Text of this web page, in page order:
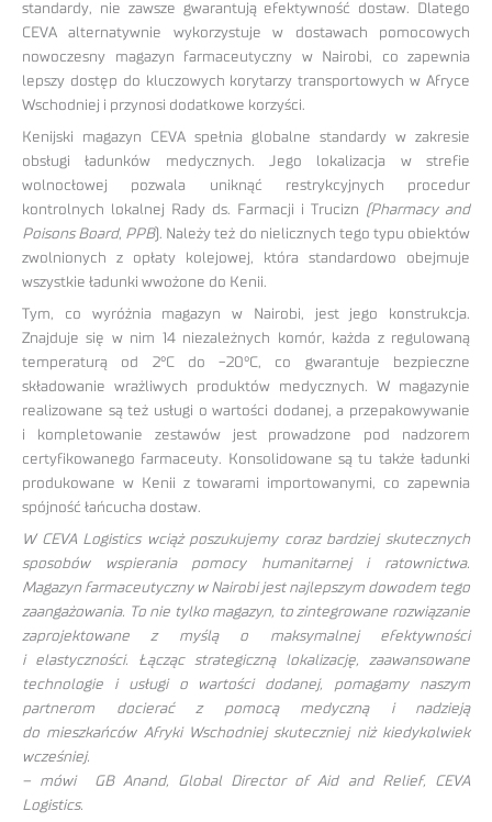
standardy, nie zawsze gwarantują efektywność dostaw. Dlatego
CEVA alternatywnie wykorzystuje w dostawach pomocowych
nowoczesny magazyn farmaceutyczny w Nairobi, co zapewnia
lepszy dostęp do kluczowych korytarzy transportowych w Afryce
Wschodniej i przynosi dodatkowe korzyści.
Kenijski magazyn CEVA spełnia globalne standardy w zakresie
obsługi ładunków medycznych. Jego lokalizacja w strefie
wolnocłowej pozwala uniknąć restrykcyjnych procedur
kontrolnych lokalnej Rady ds. Farmacji i Trucizn (Pharmacy and
Poisons Board, PPB). Należy też do nielicznych tego typu obiektów
zwolnionych z opłaty kolejowej, która standardowo obejmuje
wszystkie ładunki wwożone do Kenii.
Tym, co wyróżnia magazyn w Nairobi, jest jego konstrukcja.
Znajduje się w nim 14 niezależnych komór, każda z regulowaną
temperaturą od 2°C do -20°C, co gwarantuje bezpieczne
składowanie wrażliwych produktów medycznych. W magazynie
realizowane są też usługi o wartości dodanej, a przepakowywanie
i kompletowanie zestawów jest prowadzone pod nadzorem
certyfikowanego farmaceuty. Konsolidowane są tu także ładunki
produkowane w Kenii z towarami importowanymi, co zapewnia
spójność łańcucha dostaw.
W CEVA Logistics wciąż poszukujemy coraz bardziej skutecznych
sposobów wspierania pomocy humanitarnej i ratownictwa.
Magazyn farmaceutyczny w Nairobi jest najlepszym dowodem tego
zaangażowania. To nie tylko magazyn, to zintegrowane rozwiązanie
zaprojektowane z myślą o maksymalnej efektywności
i elastyczności. Łącząc strategiczną lokalizację, zaawansowane
technologie i usługi o wartości dodanej, pomagamy naszym
partnerom docierać z pomocą medyczną i nadzieją
do mieszkańców Afryki Wschodniej skuteczniej niż kiedykolwiek
wcześniej.
– mówi GB Anand, Global Director of Aid and Relief, CEVA
Logistics.